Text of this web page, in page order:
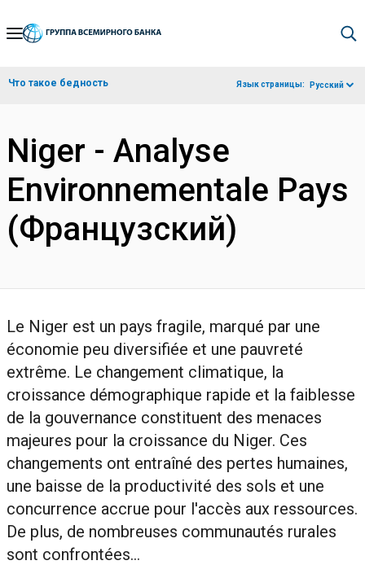
Skip
Navigation
Что такое бедность Язык страницы: Русский
Niger - Analyse
Environnementale Pays
(Французский)
Le Niger est un pays fragile, marqué par une
économie peu diversifiée et une pauvreté
extrême. Le changement climatique, la
croissance démographique rapide et la faiblesse
de la gouvernance constituent des menaces
majeures pour la croissance du Niger. Ces
changements ont entraîné des pertes humaines,
une baisse de la productivité des sols et une
concurrence accrue pour l'accès aux ressources.
De plus, de nombreuses communautés rurales
sont confrontées...